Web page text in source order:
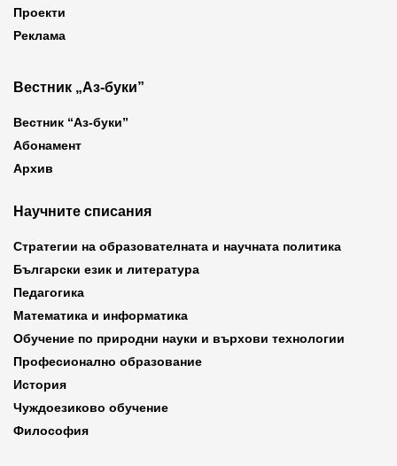
Проекти
Реклама
Вестник „Аз-буки”
Вестник “Аз-буки”
Абонамент
Архив
Научните списания
Стратегии на образователната и научната политика
Български език и литература
Педагогика
Математика и информатика
Обучение по природни науки и върхови технологии
Професионално образование
История
Чуждоезиково обучение
Философия